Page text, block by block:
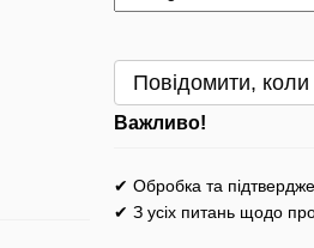
Повідомити, коли
Важливо!
✔ Обробка та
✔ З усіх питань щодо